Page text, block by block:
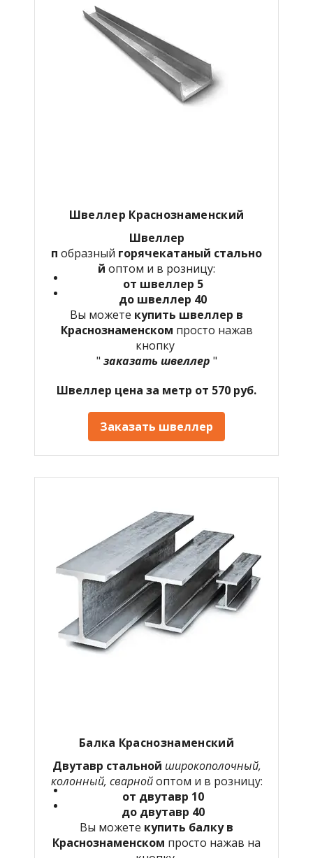
Швеллер Краснознаменский
Швеллер
п образный горячекатаный стально
й оптом и в розницу:
от швеллер 5
до швеллер 40
Вы можете купить швеллер в
Краснознаменском просто нажав
кнопку
" заказать швеллер "
Швеллер цена за метр от 570 руб.
Заказать швеллер
Балка Краснознаменский
Двутавр стальной широкополочный,
колонный, сварнойоптом и в розницу:
от двутавр 10
до двутавр 40
Вы можете купить балку в
Краснознаменском просто нажав на